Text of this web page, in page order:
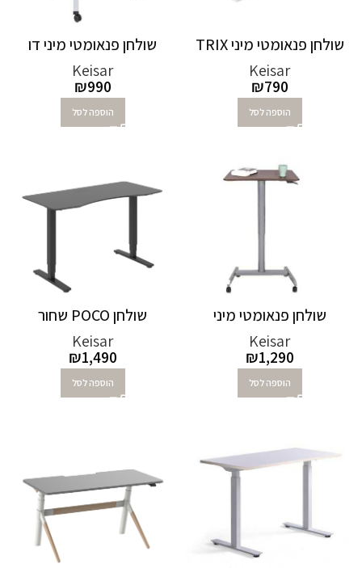
שולחן פנאומטי מיני TRIX
Keisar
₪790
הוספה לסל
שולחן פנאומטי מיני דו
Keisar
₪990
הוספה לסל
שולחן פנאומטי מיני
Keisar
₪1,290
הוספה לסל
שולחן POCO שחור
Keisar
₪1,490
הוספה לסל